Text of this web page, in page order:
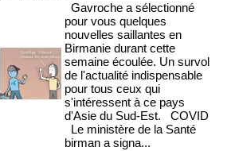
Gavroche a sélectionné
pour vous quelques
nouvelles saillantes en
Birmanie durant cette
semaine écoulée. Un survol
de l'actualité indispensable
pour tous ceux qui
s'intéressent à ce pays
d'Asie du Sud-Est. COVID
Le ministère de la Santé
birman a signa...